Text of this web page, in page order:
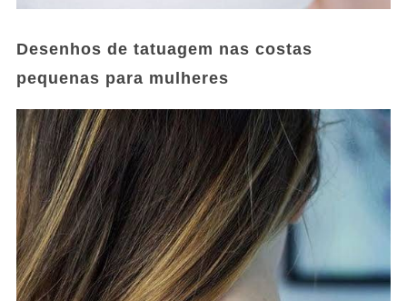
Desenhos de tatuagem nas costas
pequenas para mulheres